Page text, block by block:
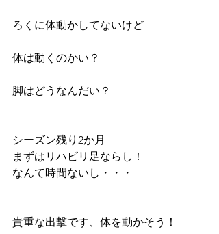
ろくに体動かしてないけど
体は動くのかい？
脚はどうなんだい？
シーズン残り2か月
まずはリハビリ足ならし！
なんて時間ないし・・・
貴重な出撃です、体を動かそう！